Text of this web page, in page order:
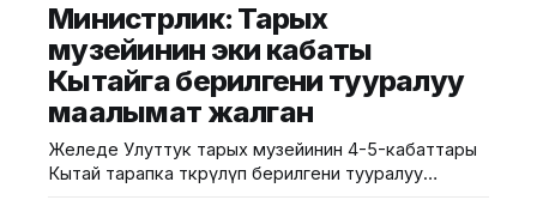
Министрлик: Тарых
музейинин эки кабаты
Кытайга берилгени тууралуу
маалымат жалган
Желеде Улуттук тарых музейинин 4-5-кабаттары
Кытай тарапка өткөрүлүп берилгени тууралуу